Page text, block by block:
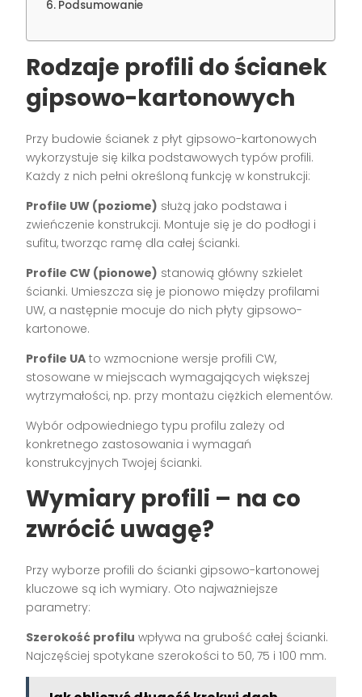
Podsumowanie
Rodzaje profili do ścianek
gipsowo-kartonowych
Przy budowie ścianek z płyt gipsowo-kartonowych
wykorzystuje się kilka podstawowych typów profili.
Każdy z nich pełni określoną funkcję w konstrukcji:
Profile UW (poziome) służą jako podstawa i
zwieńczenie konstrukcji. Montuje się je do podłogi i
sufitu, tworząc ramę dla całej ścianki.
Profile CW (pionowe) stanowią główny szkielet
ścianki. Umieszcza się je pionowo między profilami
UW, a następnie mocuje do nich płyty gipsowo-
kartonowe.
Profile UA to wzmocnione wersje profili CW,
stosowane w miejscach wymagających większej
wytrzymałości, np. przy montażu ciężkich elementów.
Wybór odpowiedniego typu profilu zależy od
konkretnego zastosowania i wymagań
konstrukcyjnych Twojej ścianki.
Wymiary profili – na co
zwrócić uwagę?
Przy wyborze profili do ścianki gipsowo-kartonowej
kluczowe są ich wymiary. Oto najważniejsze
parametry:
Szerokość profilu wpływa na grubość całej ścianki.
Najczęściej spotykane szerokości to 50, 75 i 100 mm.